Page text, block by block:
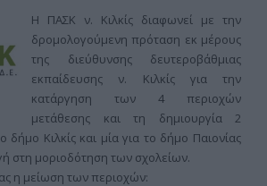
Η ΠΑΣΚ ν. Κιλκίς διαφωνεί με την
δρομολογούμενη πρόταση εκ μέρους
της διεύθυνσης δευτεροβάθμιας
εκπαίδευσης ν. Κιλκίς για την
κατάργηση των 4 περιοχών
μετάθεσης και τη δημιουργία 2
δήμο Κιλκίς και μία για το δήμο Παιονίας
στη μοριοδότηση των σχολείων.
η μείωση των περιοχών: